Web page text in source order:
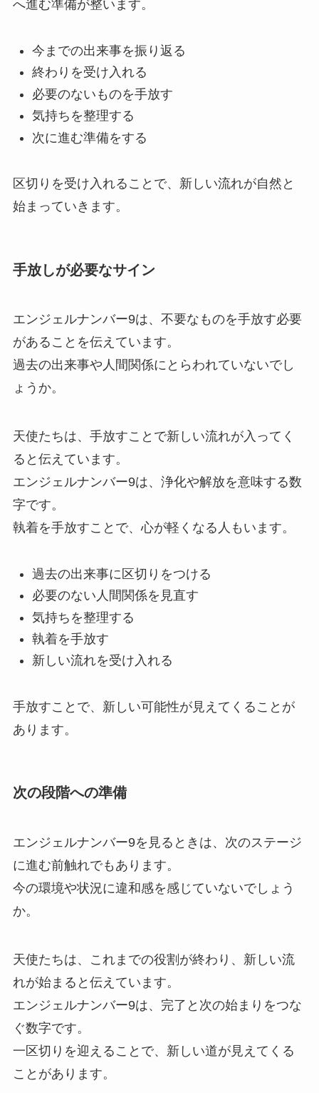
へ進む準備が整います。
今までの出来事を振り返る
終わりを受け入れる
必要のないものを手放す
気持ちを整理する
次に進む準備をする
区切りを受け入れることで、新しい流れが自然と
始まっていきます。
手放しが必要なサイン
エンジェルナンバー9は、不要なものを手放す必要
があることを伝えています。
過去の出来事や人間関係にとらわれていないでし
ょうか。
天使たちは、手放すことで新しい流れが入ってく
ると伝えています。
エンジェルナンバー9は、浄化や解放を意味する数
字です。
執着を手放すことで、心が軽くなる人もいます。
過去の出来事に区切りをつける
必要のない人間関係を見直す
気持ちを整理する
執着を手放す
新しい流れを受け入れる
手放すことで、新しい可能性が見えてくることが
あります。
次の段階への準備
エンジェルナンバー9を見るときは、次のステージ
に進む前触れでもあります。
今の環境や状況に違和感を感じていないでしょう
か。
天使たちは、これまでの役割が終わり、新しい流
れが始まると伝えています。
エンジェルナンバー9は、完了と次の始まりをつな
ぐ数字です。
一区切りを迎えることで、新しい道が見えてくる
ことがあります。